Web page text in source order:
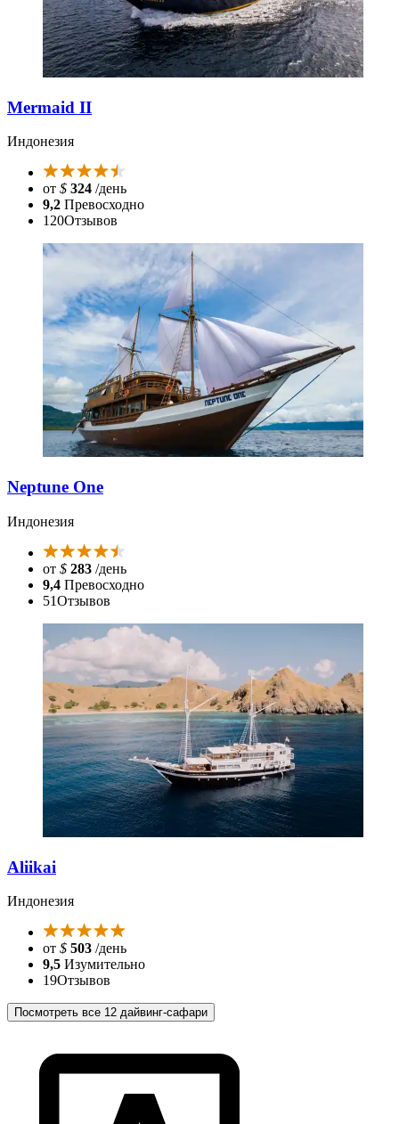
Mermaid II
Индонезия
от $ 324 /день
9,2 Превосходно
120Отзывов
Neptune One
Индонезия
от $ 283 /день
9,4 Превосходно
51Отзывов
Aliikai
Индонезия
от $ 503 /день
9,5 Изумительно
19Отзывов
Посмотреть все 12 дайвинг-сафари